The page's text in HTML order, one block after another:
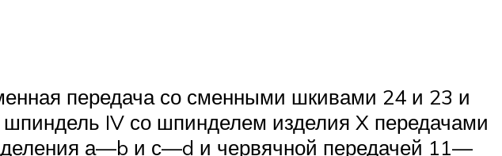
передача со сменными шкивами 24 и 23 и
IV со шпинделем изделия X передачами
а—b и с—d и червячной передачей 11—